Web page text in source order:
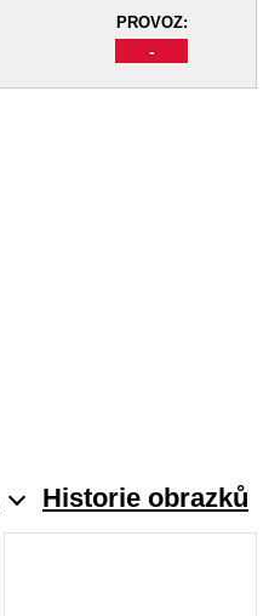
PROVOZ:
-
Historie obrazků